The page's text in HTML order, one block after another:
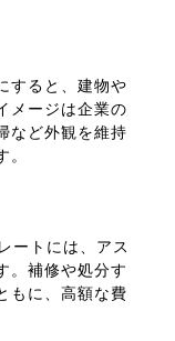
すると、建物や
メージは企業の
など外観を維持
ートには、アス
。補修や処分す
もに、高額な費